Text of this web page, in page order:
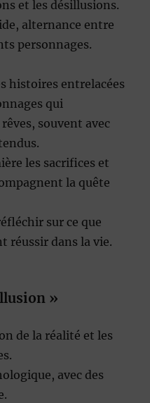
et les désillusions.
alternance entre
personnages.
histoires entrelacées
qui
souvent avec
les sacrifices et
la quête
sur ce que
réussir dans la vie.
»
de la réalité et les
avec des